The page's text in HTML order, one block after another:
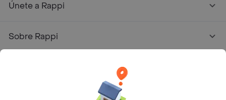
Únete a Rappi
Sobre Rappi
Facebook
TwitterInstagram
Rappi Inc. All rights reserved.